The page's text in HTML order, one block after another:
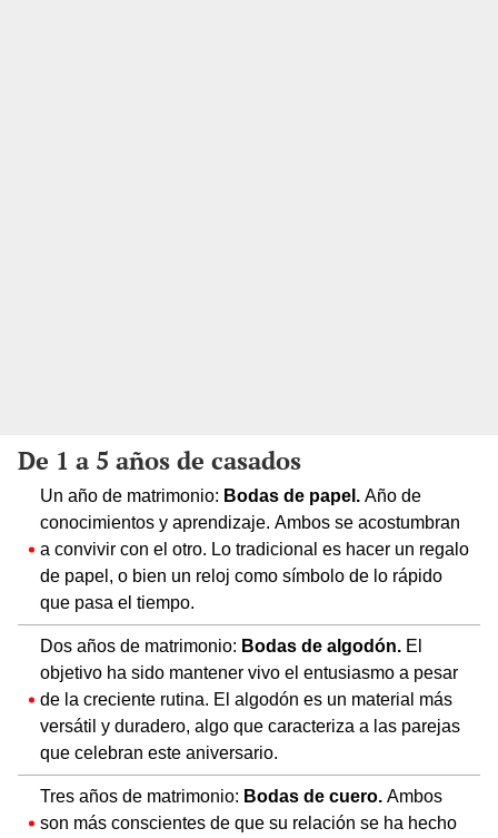
De 1 a 5 años de casados
Un año de matrimonio: Bodas de papel. Año de
conocimientos y aprendizaje. Ambos se acostumbran
a convivir con el otro. Lo tradicional es hacer un regalo
de papel, o bien un reloj como símbolo de lo rápido
que pasa el tiempo.
Dos años de matrimonio: Bodas de algodón. El
objetivo ha sido mantener vivo el entusiasmo a pesar
de la creciente rutina. El algodón es un material más
versátil y duradero, algo que caracteriza a las parejas
que celebran este aniversario.
Tres años de matrimonio: Bodas de cuero. Ambos
son más conscientes de que su relación se ha hecho